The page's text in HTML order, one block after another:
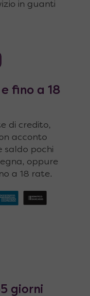
in guanti
fino a 18
di credito,
acconto
saldo pochi
oppure
a 18 rate.
giorni